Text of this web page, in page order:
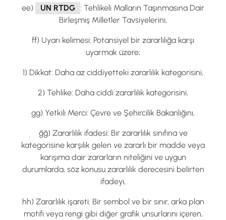
ee) UN RTDG : Tehlikeli Malların Taşınmasına Dair
Birleşmiş Milletler Tavsiyelerini,
ff) Uyarı kelimesi: Potansiyel bir zararlılığa karşı
uyarmak üzere;
1) Dikkat: Daha az ciddiyetteki zararlılık kategorisini,
2) Tehlike: Daha ciddi zararlılık kategorisini,
gg) Yetkili Merci: Çevre ve Şehircilik Bakanlığını,
ğğ) Zararlılık ifadesi: Bir zararlılık sınıfına ve
kategorisine karşılık gelen ve zararlı bir madde veya
karışıma dair zararların niteliğini ve uygun
durumlarda, söz konusu zararlılık derecesini belirten
ifadeyi,
hh) Zararlılık işareti: Bir sembol ve bir sınır, arka plan
motifi veya rengi gibi diğer grafik unsurlarını içeren,